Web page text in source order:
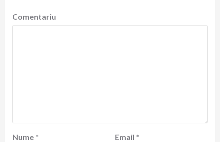
Comentariu
Nume * Email *